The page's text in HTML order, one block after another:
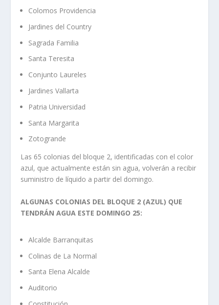
Colomos Providencia
Jardines del Country
Sagrada Familia
Santa Teresita
Conjunto Laureles
Jardines Vallarta
Patria Universidad
Santa Margarita
Zotogrande
Las 65 colonias del bloque 2, identificadas con el color
azul, que actualmente están sin agua, volverán a recibir
suministro de líquido a partir del domingo.
ALGUNAS COLONIAS DEL BLOQUE 2 (AZUL) QUE
TENDRÁN AGUA ESTE DOMINGO 25:
Alcalde Barranquitas
Colinas de La Normal
Santa Elena Alcalde
Auditorio